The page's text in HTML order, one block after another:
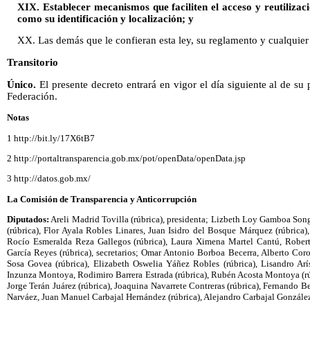
XIX. Establecer mecanismos que faciliten el acceso y
como su identificación y localización; y
XX. Las demás que le confieran esta ley, su reglamento y
Transitorio
Único. El presente decreto entrará en vigor el día siguiente al de
Federación.
Notas
1 http://bit.ly/17X6tB7
2 http://portaltransparencia.gob.mx/pot/openData/openData.jsp
3 http://datos.gob.mx/
La Comisión de Transparencia y Anticorrupción
Diputados: Areli Madrid Tovilla (rúbrica), presidenta; Lizbeth Loy Gamboa
(rúbrica), Flor Ayala Robles Linares, Juan Isidro del Bosque Márquez
Rocío Esmeralda Reza Gallegos (rúbrica), Laura Ximena Martel Cantú,
García Reyes (rúbrica), secretarios; Omar Antonio Borboa Becerra, Alberto
Sosa Govea (rúbrica), Elizabeth Oswelia Yáñez Robles (rúbrica), Lisandro
Inzunza Montoya, Rodimiro Barrera Estrada (rúbrica), Rubén Acosta Montoya
Jorge Terán Juárez (rúbrica), Joaquina Navarrete Contreras (rúbrica), Fernando
Narváez, Juan Manuel Carbajal Hernández (rúbrica), Alejandro Carbajal